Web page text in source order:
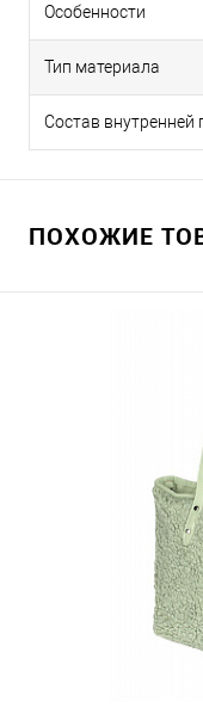
Особенности
Тип материала
ПОХОЖИЕ